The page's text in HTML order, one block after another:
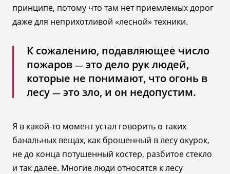
принципе, потому что там нет приемлемых дорог
даже для неприхотливой «лесной» техники.
К сожалению, подавляющее число
пожаров — это дело рук людей,
которые не понимают, что огонь в
лесу — это зло, и он недопустим.
Я в какой-то момент устал говорить о таких
банальных вещах, как брошенный в лесу окурок,
не до конца потушенный костер, разбитое стекло
и так далее. Многие люди относятся к лесу